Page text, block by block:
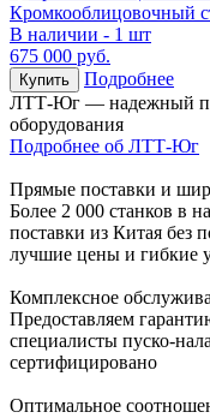
Кромкооблицовочный
В наличии - 1 шт
675 000 руб.
Купить
Подробнее
ЛТТ-Юг — надежный
оборудования
Подробнее об ЛТТ-Юг
Прямые поставки и
Более 2 000 станков в
поставки из Китая без
лучшие цены и гибкие
Комплексное
Предоставляем
специалисты пуско-
сертифицировано
Оптимальное